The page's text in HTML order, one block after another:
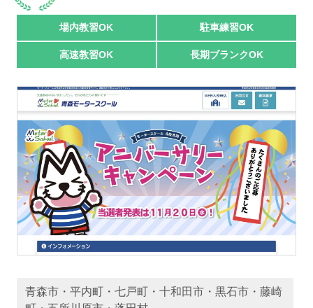
おすすめ業者
講習トピックス
運営会社
場内教習OK 駐車練習OK
高速教習OK 長期ブランクOK
青森市・平内町・七戸町・十和田市・黒石市・藤崎